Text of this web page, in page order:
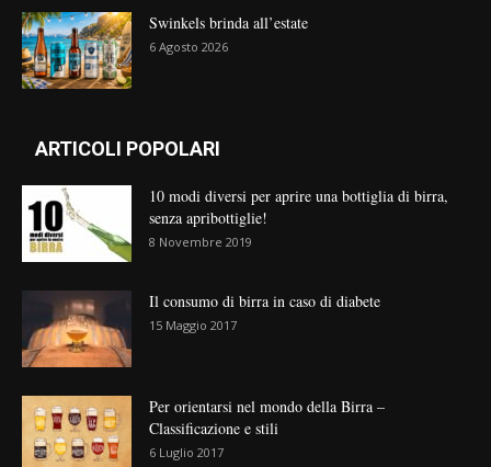
Swinkels brinda all’estate
6 Agosto 2026
ARTICOLI POPOLARI
10 modi diversi per aprire una bottiglia di birra,
senza apribottiglie!
8 Novembre 2019
Il consumo di birra in caso di diabete
15 Maggio 2017
Per orientarsi nel mondo della Birra –
Classificazione e stili
6 Luglio 2017